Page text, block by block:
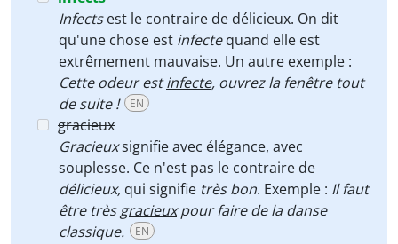
Infectsest le contraire de délicieux. On dit
qu'une chose est infectequand elle est
extrêmement mauvaise. Un autre exemple :
Cette odeur estinfecte, ouvrez la fenêtre tout
de suite !
EN
gracieux
Gracieuxsignifie avec élégance, avec
souplesse. Ce n'est pas le contraire de
délicieux, qui signifie très bon. Exemple : Il faut
être trèsgracieuxpour faire de la danse
classique.
EN